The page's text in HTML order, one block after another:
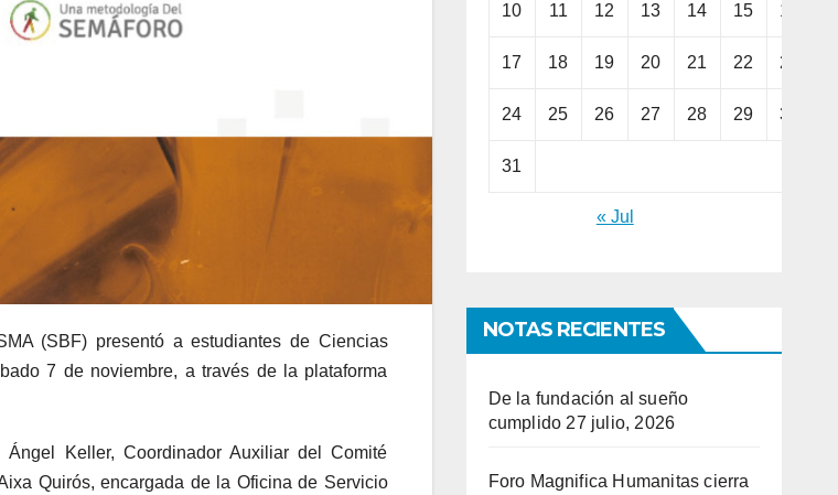
(SBF) presentó a estudiantes de Ciencias
7 de noviembre, a través de la plataforma
Keller, Coordinador Auxiliar del Comité
Quirós, encargada de la Oficina de Servicio
10 11 12 13 14 15 16
17 18 19 20 21 22 23
24 25 26 27 28 29 30
31
« Jul
NOTAS RECIENTES
De la fundación al sueño
cumplido 27 julio, 2026
Foro Magnifica Humanitas cierra